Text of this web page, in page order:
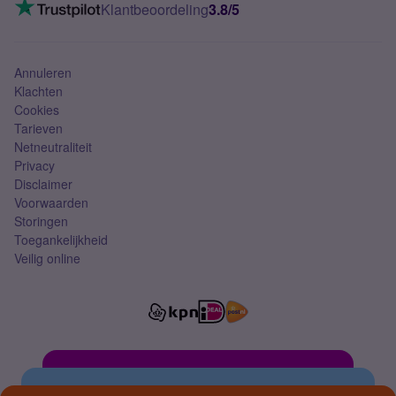
Mobiel abonnement
Klantbeoordeling3.8/5
Annuleren
Klachten
Cookies
Tarieven
Netneutraliteit
Privacy
Disclaimer
Voorwaarden
Storingen
Toegankelijkheid
Veilig online